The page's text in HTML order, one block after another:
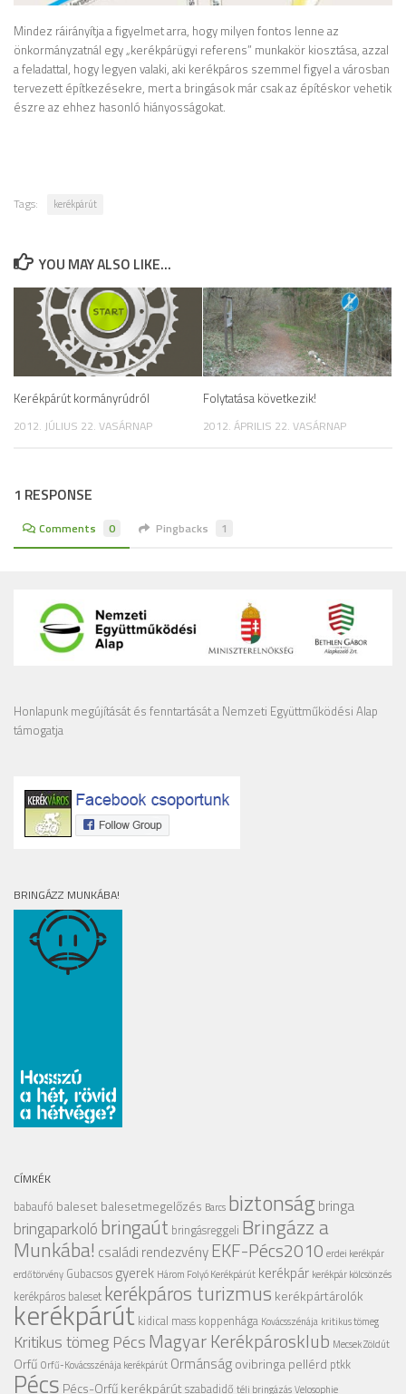
Mindez ráirányítja a figyelmet arra, hogy milyen fontos lenne az
önkormányzatnál egy „kerékpárügyi referens” munkakör kiosztása, azzal
a feladattal, hogy legyen valaki, aki kerékpáros szemmel figyel a városban
tervezett építkezésekre, mert a bringások már csak az építéskor vehetik
észre az ehhez hasonló hiányosságokat.
Tags: kerékpárút
YOU MAY ALSO LIKE...
Kerékpárút kormányrúdról
2012. JÚLIUS 22. VASÁRNAP
Folytatása következik!
2012. ÁPRILIS 22. VASÁRNAP
1 RESPONSE
Comments 0 Pingbacks 1
Honlapunk megújítását és fenntartását a Nemzeti Együttműködési Alap
támogatja
BRINGÁZZ MUNKÁBA!
CÍMKÉK
babaufó balesetbalesetmegelőzés Barcs biztonságbringa
bringaparkolóbringaút bringásreggeli Bringázz a
Munkába! családi rendezvényEKF-Pécs2010 erdei kerékpár
erdőtörvény Gubacsos gyerek Három Folyó Kerékpárút kerékpár kerékpár kölcsönzés
kerékpáros baleset kerékpáros turizmus kerékpártárolók
kerékpárút kidical mass koppenhága Kovácsszénája kritikus tömeg
Kritikus tömeg PécsMagyar Kerékpárosklub Mecsek Zöldút
Orfű Orfű-Kovácsszénája kerékpárút Ormánságovibringapellérd ptkk
Pécs Pécs-Orfű kerékpárútszabadidő téli bringázásVelosophie